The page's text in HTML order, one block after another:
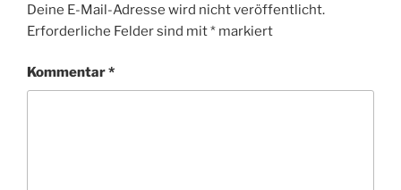
Deine E-Mail-Adresse wird nicht veröffentlicht.
Erforderliche Felder sind mit* markiert
Kommentar*